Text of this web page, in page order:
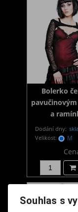
Bolerko
a
Dodání dny:
Velikost:
M
Souhlas s